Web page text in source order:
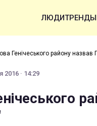
ЛЮДИТРЕНДЫ
Генічеського району назвав
2016 · 14:29